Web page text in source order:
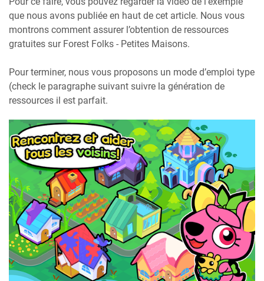
que nous avons publiée en haut de cet article. Nous vous
montrons comment assurer l’obtention de ressources
gratuites sur Forest Folks - Petites Maisons.
Pour terminer, nous vous proposons un mode d’emploi type
(check le paragraphe suivant suivre la génération de
ressources il est parfait.